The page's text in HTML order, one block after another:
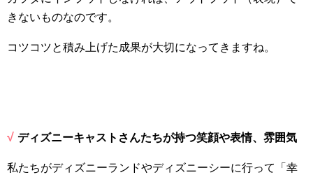
きないものなのです。
コツコツと積み上げた成果が大切になってきますね。
√ ディズニーキャストさんたちが持つ笑顔や表情、雰囲気
私たちがディズニーランドやディズニーシーに行って「幸